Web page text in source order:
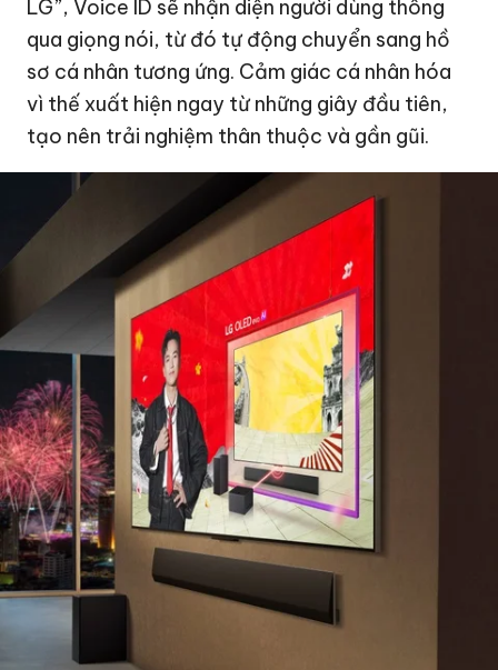
LG”, Voice ID sẽ nhận diện người dùng thông
qua giọng nói, từ đó tự động chuyển sang hồ
sơ cá nhân tương ứng. Cảm giác cá nhân hóa
vì thế xuất hiện ngay từ những giây đầu tiên,
tạo nên trải nghiệm thân thuộc và gần gũi.